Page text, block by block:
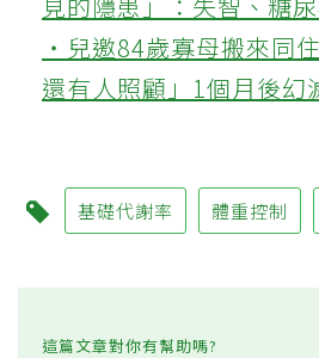
‧兒邀84歲寡母搬來同
還有人照顧」1個月後幻
基礎代謝率 體重控制
這篇文章對你有幫助嗎?